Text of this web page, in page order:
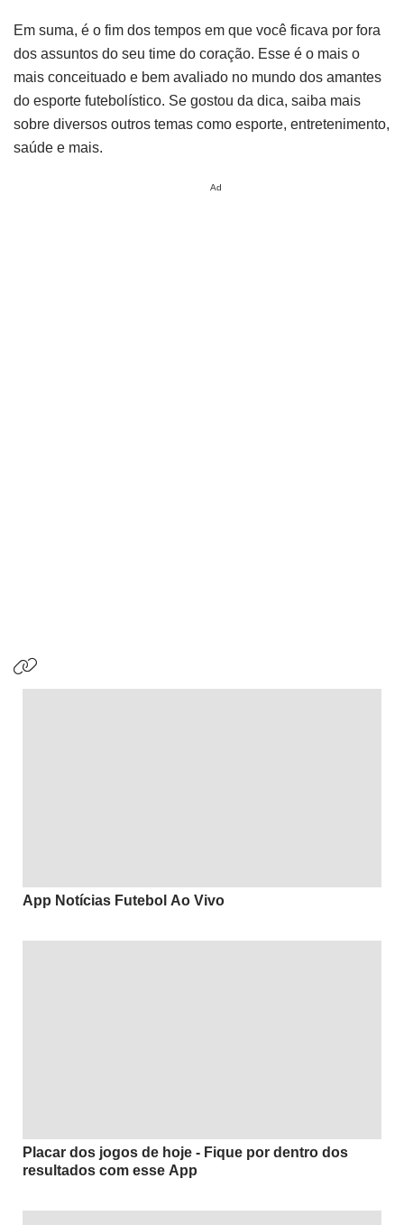
Em suma, é o fim dos tempos em que você ficava por fora
dos assuntos do seu time do coração. Esse é o mais o
mais conceituado e bem avaliado no mundo dos amantes
do esporte futebolístico. Se gostou da dica, saiba mais
sobre diversos outros temas como esporte, entretenimento,
saúde e mais.
Ad
App Notícias Futebol Ao Vivo
Placar dos jogos de hoje - Fique por dentro dos
resultados com esse App